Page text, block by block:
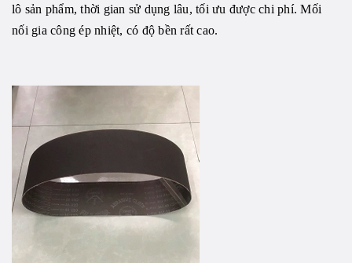
lô sản phẩm, thời gian sử dụng lâu, tối ưu được chi phí. Mối
nối gia công ép nhiệt, có độ bền rất cao.